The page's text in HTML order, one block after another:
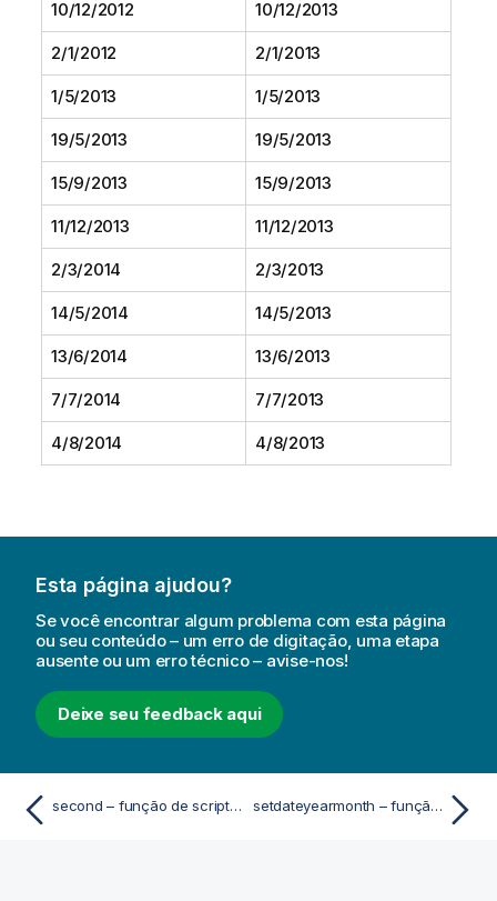
10/12/2012 10/12/2013
2/1/2012 2/1/2013
1/5/2013 1/5/2013
19/5/2013 19/5/2013
15/9/2013 15/9/2013
11/12/2013 11/12/2013
2/3/2014 2/3/2013
14/5/2014 14/5/2013
13/6/2014 13/6/2013
7/7/2014 7/7/2013
4/8/2014 4/8/2013
Esta página ajudou?
Se você encontrar algum problema com esta página
ou seu conteúdo – um erro de digitação, uma etapa
ausente ou um erro técnico – avise-nos!
Deixe seu feedback aqui
second – função de script e gráfico setdateyearmonth – função de script e gráfico